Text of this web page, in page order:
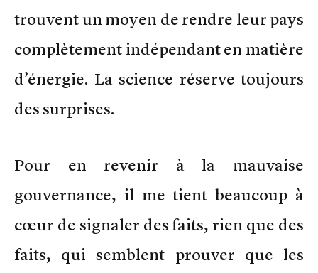
trouvent un moyen de rendre leur pays
complètement indépendant en matière
d’énergie. La science réserve toujours
des surprises.
Pour en revenir à la mauvaise
gouvernance, il me tient beaucoup à
cœur de signaler des faits, rien que des
faits, qui semblent prouver que les